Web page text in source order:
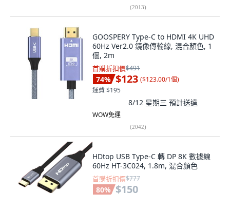
(2013)
GOOSPERY Type-C to HDMI 4K UHD
60Hz Ver2.0 鏡像傳輸線, 混合顏色, 1
個, 2m
首購折扣價$491
74% $123 ($123.00/1個)
運費 $195
8/12 星期三 預計送達
WOW免運
(2042)
HDtop USB Type-C 轉 DP 8K 數據線
60Hz HT-3C024, 1.8m, 混合顏色
首購折扣價$777
80% $150